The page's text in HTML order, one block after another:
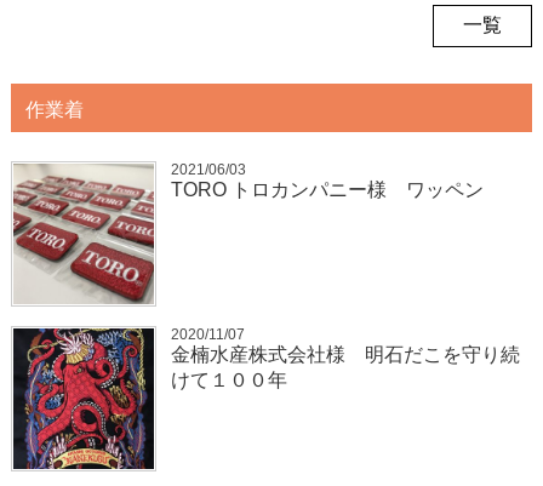
一覧
作業着
2021/06/03
TORO トロカンパニー様 ワッペン
2020/11/07
金楠水産株式会社様 明石だこを守り続
けて１００年